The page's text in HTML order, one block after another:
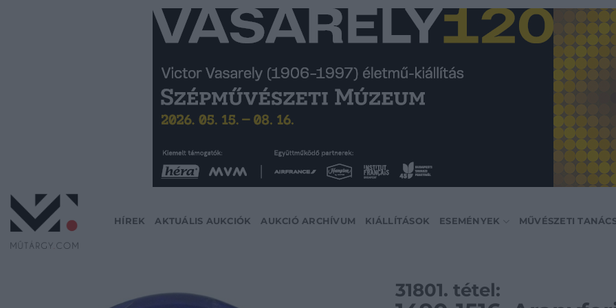
HÍREK AKTUÁLIS AUKCIÓK AUKCIÓ ARCHÍVUM KIÁLLÍTÁSOK ESEMÉNYEK MŰVÉSZETI
31801. tétel: